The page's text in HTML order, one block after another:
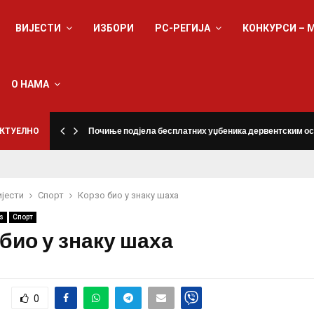
ВИЈЕСТИ ИЗБОРИ РС-РЕГИЈА КОНКУРСИ –
О НАМА
Почиње подјела бесплатних уџбеника дервентским
Спорт Корзо био у знаку шаха
Спорт
у знаку шаха
0